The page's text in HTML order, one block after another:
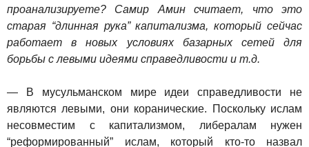
проанализируете? Самир Амин считает, что это
старая “длинная рука” капитализма, который сейчас
работает в новых условиях базарных сетей для
борьбы с левыми идеями справедливости и т.д.
— В мусульманском мире идеи справедливости не
являются левыми, они коранические. Поскольку ислам
несовместим с капитализмом, либералам нужен
“реформированный” ислам, который кто-то назвал